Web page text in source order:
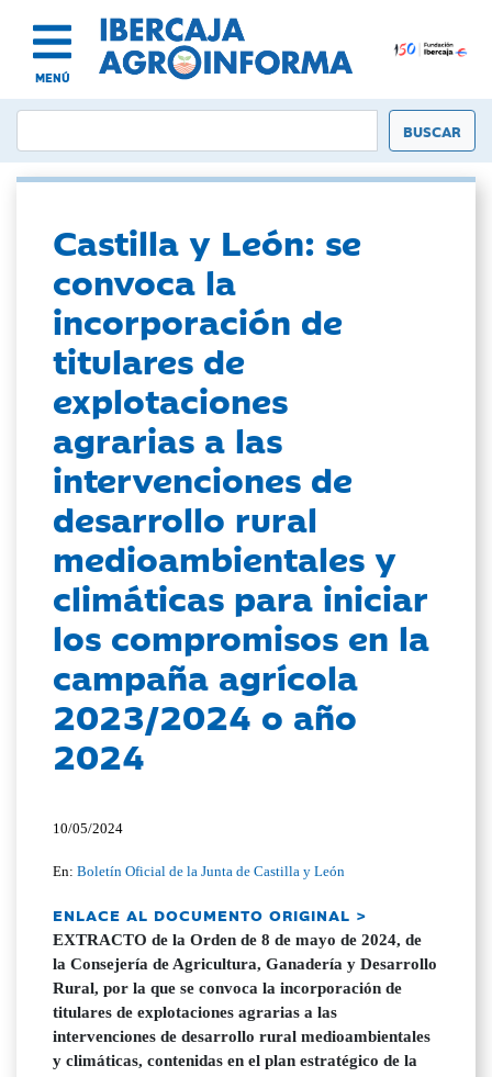
MENÚ
Castilla y León: se
convoca la
incorporación de
titulares de
explotaciones
agrarias a las
intervenciones de
desarrollo rural
medioambientales y
climáticas para iniciar
los compromisos en la
campaña agrícola
2023/2024 o año
2024
10/05/2024
En:Boletín Oficial de la Junta de Castilla y León
ENLACE AL DOCUMENTO ORIGINAL >
EXTRACTO de la Orden de 8 de mayo de 2024, de
la Consejería de Agricultura, Ganadería y Desarrollo
Rural, por la que se convoca la incorporación de
titulares de explotaciones agrarias a las
intervenciones de desarrollo rural medioambientales
y climáticas, contenidas en el plan estratégico de la